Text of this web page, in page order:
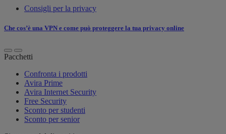
Consigli per la privacy
Che cos’è una VPN e come può proteggere la tua privacy online
Pacchetti
Confronta i prodotti
Avira Prime
Avira Internet Security
Free Security
Sconto per studenti
Sconto per senior